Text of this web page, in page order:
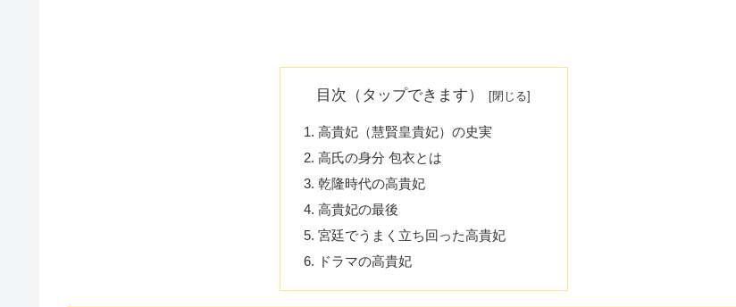
目次（タップできます）
高貴妃（慧賢皇貴妃）の史実
高氏の身分 包衣とは
乾隆時代の高貴妃
高貴妃の最後
宮廷でうまく立ち回った高貴妃
ドラマの高貴妃